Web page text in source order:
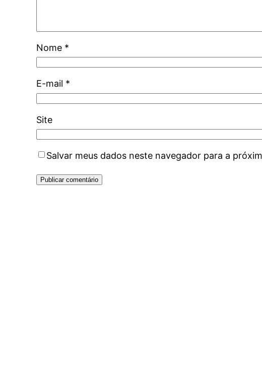
Nome *
E-mail *
Site
Salvar meus dados neste navegador para a